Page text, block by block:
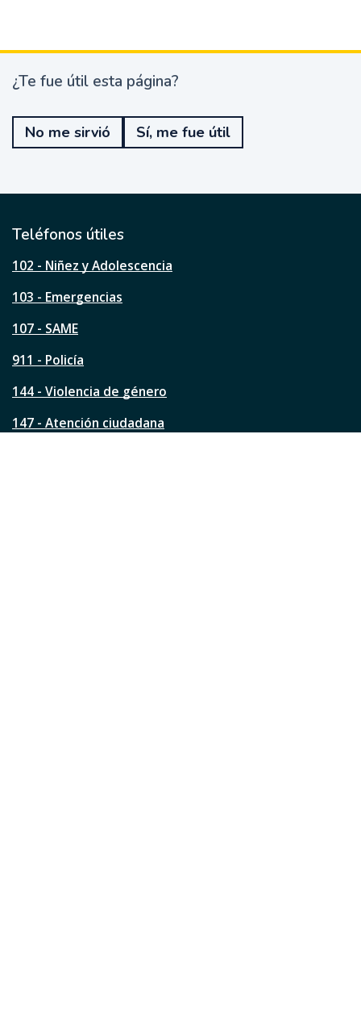
¿
e
u
t
l
s
a
á
i
a
¿Te fue útil esta página?
No me sirvió Sí, me fue útil
Teléfonos útiles
102 - Niñez y Adolescencia
103 - Emergencias
107 - SAME
911 - Policía
144 - Violencia de género
147 - Atención ciudadana